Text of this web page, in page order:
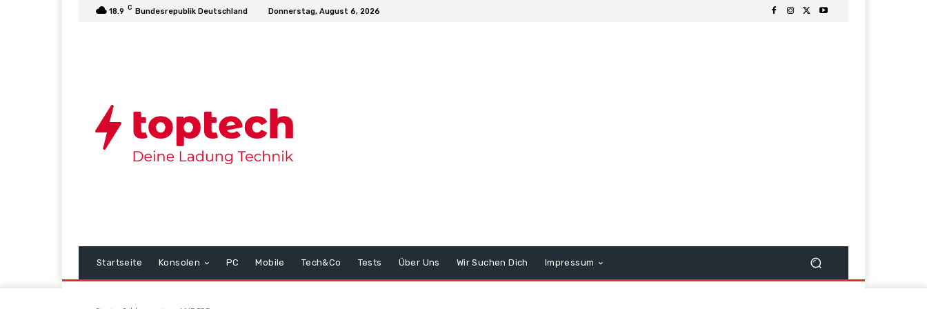
18.9 C Bundesrepublik Deutschland Donnerstag, August 6, 2026
Startseite Konsolen PC Mobile Tech&Co Tests Über Uns Wir Suchen Dich Impressum